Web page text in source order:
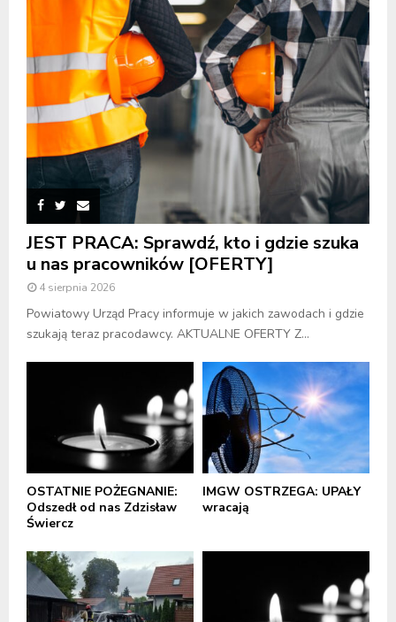
JEST PRACA: Sprawdź, kto i gdzie szuka
u nas pracowników [OFERTY]
4 sierpnia 2026
Powiatowy Urząd Pracy informuje w jakich zawodach i gdzie
szukają teraz pracodawcy. AKTUALNE OFERTY Z...
OSTATNIE POŻEGNANIE:
Odszedł od nas Zdzisław
Świercz
IMGW OSTRZEGA: UPAŁY
wracają